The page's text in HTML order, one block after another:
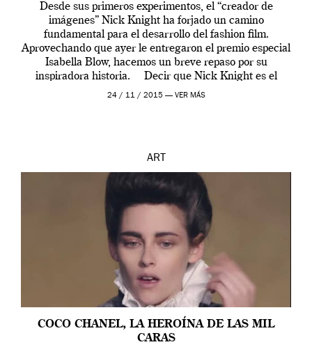
Desde sus primeros experimentos, el “creador de
imágenes” Nick Knight ha forjado un camino
fundamental para el desarrollo del fashion film.
Aprovechando que ayer le entregaron el premio especial
Isabella Blow, hacemos un breve repaso por su
inspiradora historia. Decir que Nick Knight es el
padre de este género cinematográfico sería faltar a la
24 / 11 / 2015 — VER MÁS
ART
COCO CHANEL, LA HEROÍNA DE LAS MIL
CARAS